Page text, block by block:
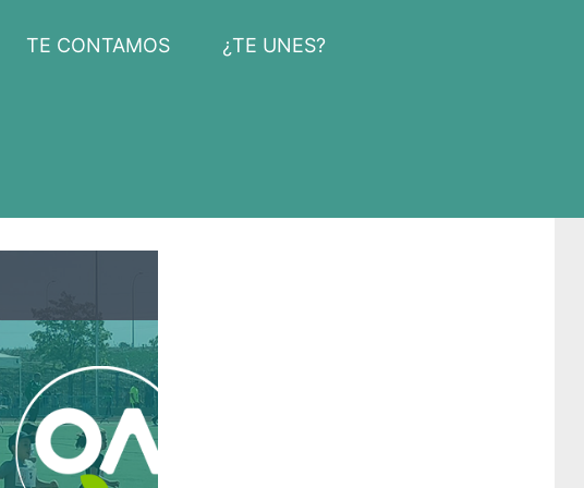
TE CONTAMOS ¿TE UNES?